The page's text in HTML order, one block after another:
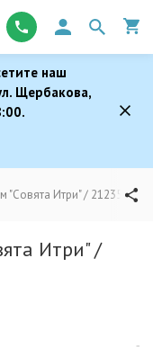
наш
Щербакова,
"Совята Итри" / 212351
Итри" /